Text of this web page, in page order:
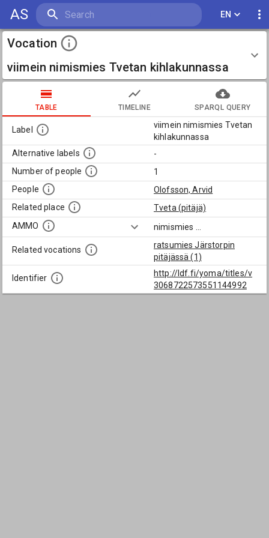
AS EN
Vocation
viimein nimismies Tvetan kihlakunnassa
TABLE TIMELINE SPARQL QUERY
Label
viimein nimismies Tvetan
kihlakunnassa
Alternative labels
-
Number of people
1
People
Olofsson, Arvid
Related place
Tveta (pitäjä)
AMMO
nimismies
Related vocations
ratsumies Järstorpin
pitäjässä (1)
Identifier
http://ldf.fi/yoma/titles/v
3068722573551144992